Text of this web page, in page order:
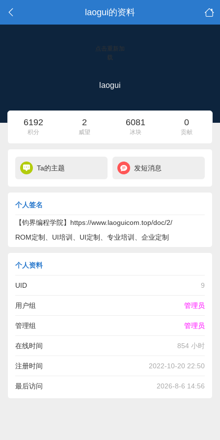
laogui的资料
点击重新加
载
laogui
6192
积分
2
威望
6081
冰块
0
贡献
Ta的主题 发短消息
个人签名
【钧界编程学院】https://www.laoguicom.top/doc/2/
ROM定制、UI培训、UI定制、专业培训、企业定制
个人资料
UID 9
用户组 管理员
管理组 管理员
在线时间 854 小时
注册时间 2022-10-20 22:50
最后访问 2026-8-6 14:56